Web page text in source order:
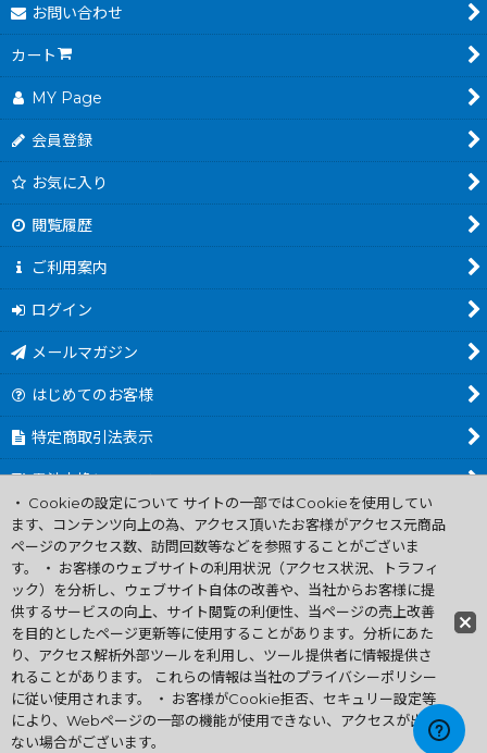
お問い合わせ
カート
MY Page
会員登録
お気に入り
閲覧履歴
ご利用案内
ログイン
メールマガジン
はじめてのお客様
特定商取引法表示
電池交換について
商品カテゴリ一覧
Worldwide Shipping Guide
ファミコン買取通販 中古 ディスクシステム 販売 ニンテンドウ64・
ゲーム買取 .電池交換
Copyright (C) 2007 ファミコン お宝王 All Rights
Reserved.
許可無く当サイトの画像、文章、無断転載複製を禁ずる
・ Cookieの設定について サイトの一部ではCookieを使用してい
ます、コンテンツ向上の為、アクセス頂いたお客様がアクセス元商品
ページのアクセス数、訪問回数等などを参照することがございま
す。 ・ お客様のウェブサイトの利用状況（アクセス状況、トラフィ
ック）を分析し、ウェブサイト自体の改善や、当社からお客様に提
供するサービスの向上、サイト閲覧の利便性、当ページの売上改善
を目的としたページ更新等に使用することがあります。分析にあた
り、アクセス解析外部ツールを利用し、ツール提供者に情報提供さ
れることがあります。 これらの情報は当社のプライバシーポリシー
に従い使用されます。 ・ お客様がCookie拒否、セキュリー設定等
により、Webページの一部の機能が使用できない、アクセスが出来
ない場合がございます。